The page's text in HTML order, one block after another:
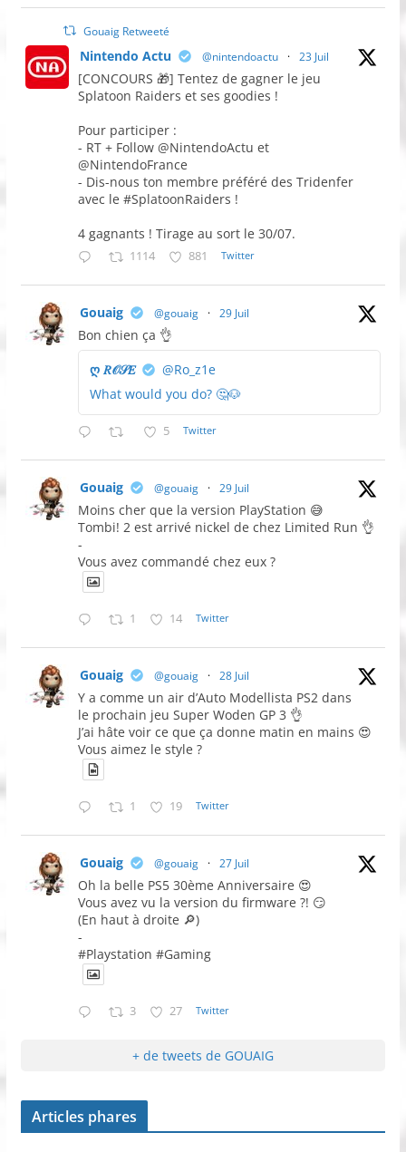
Gouaig Retweeté
Nintendo Actu @nintendoactu · 23 Juil
[CONCOURS 🎁] Tentez de gagner le jeu
Splatoon Raiders et ses goodies !
Pour participer :
- RT + Follow @NintendoActu et
@NintendoFrance
- Dis-nous ton membre préféré des Tridenfer
avec le #SplatoonRaiders !
4 gagnants ! Tirage au sort le 30/07.
1114 881 Twitter
Gouaig @gouaig · 29 Juil
Bon chien ça 👌
ღ 𝑅𝒪𝒮𝐸
@Ro_z1e
What would you do? 🤔🐶
5 Twitter
Gouaig @gouaig · 29 Juil
Moins cher que la version PlayStation 😅
Tombi! 2 est arrivé nickel de chez Limited Run 👌
-
Vous avez commandé chez eux ?
1 14 Twitter
Gouaig @gouaig · 28 Juil
Y a comme un air d’Auto Modellista PS2 dans
le prochain jeu Super Woden GP 3 👌
J’ai hâte voir ce que ça donne matin en mains 😍
Vous aimez le style ?
1 19 Twitter
Gouaig @gouaig · 27 Juil
Oh la belle PS5 30ème Anniversaire 😍
Vous avez vu la version du firmware ?! 😏
(En haut à droite 🔎)
-
#Playstation #Gaming
3 27 Twitter
+ de tweets de GOUAIG
Articles phares